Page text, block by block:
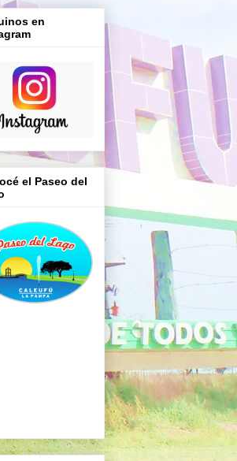
en
el Paseo del